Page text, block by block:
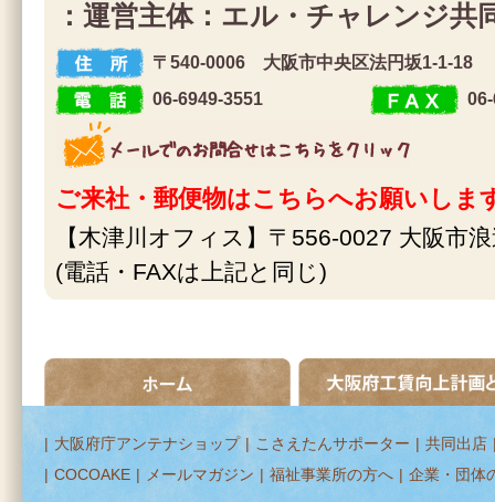
：運営主体：エル・チャレンジ共
住 所
〒540-0006 大阪市中央区法円坂1-1-18
電 話
06-6949-3551
ご来社・郵便物はこちらへお願いしま
【木津川オフィス】〒556-0027 大阪市
(電話・FAXは上記と同じ)
| 大阪府庁アンテナショップ | こさえたんサポーター | 共同出店
| COCOAKE | メールマガジン | 福祉事業所の方へ | 企業・団体